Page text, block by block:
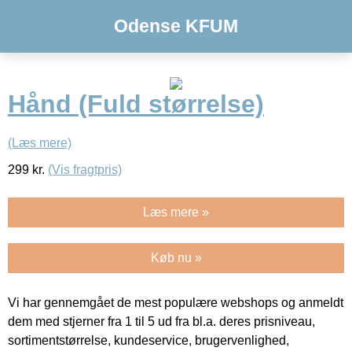
Odense KFUM
Hånd (Fuld størrelse)
(Læs mere)
299 kr. (Vis fragtpris)
Læs mere »
Køb nu »
Vi har gennemgået de mest populære webshops og anmeldt
dem med stjerner fra 1 til 5 ud fra bl.a. deres prisniveau,
sortimentstørrelse, kundeservice, brugervenlighed,